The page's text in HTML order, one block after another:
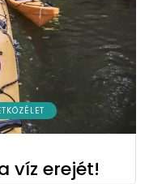
víz erejét!